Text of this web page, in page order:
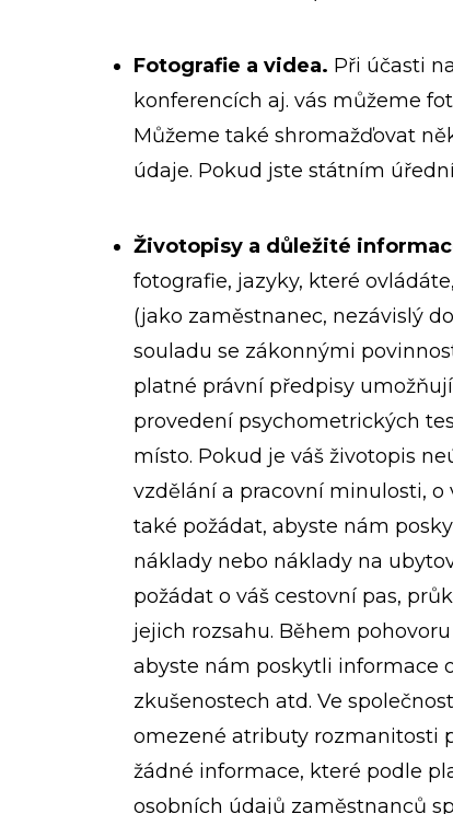
Fotografie a videa. Při účasti
konferencích aj. vás můžeme
Můžeme také shromažďovat
údaje. Pokud jste státním
Životopisy a důležité
fotografie, jazyky, které
(jako zaměstnanec, nezávislý
souladu se zákonnými
platné právní předpisy
provedení psychometrických
místo. Pokud je váš životopis
vzdělání a pracovní minulosti,
také požádat, abyste nám
náklady nebo náklady na
požádat o váš cestovní pas,
jejich rozsahu. Během
abyste nám poskytli informace
zkušenostech atd. Ve
omezené atributy rozmanitosti
žádné informace, které podle
osobních údajů zaměstnanců